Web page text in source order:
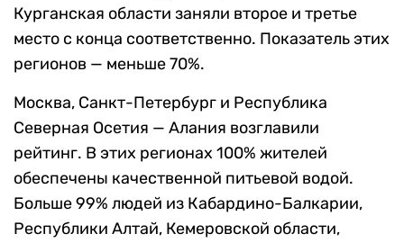
Курганская области заняли второе и третье
место с конца соответственно. Показатель этих
регионов — меньше 70%.
Москва, Санкт-Петербург и Республика
Северная Осетия — Алания возглавили
рейтинг. В этих регионах 100% жителей
обеспечены качественной питьевой водой.
Больше 99% людей из Кабардино-Балкарии,
Республики Алтай, Кемеровской области,